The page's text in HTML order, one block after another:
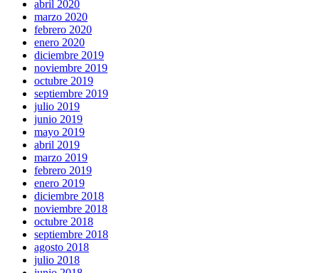
abril 2020
marzo 2020
febrero 2020
enero 2020
diciembre 2019
noviembre 2019
octubre 2019
septiembre 2019
julio 2019
junio 2019
mayo 2019
abril 2019
marzo 2019
febrero 2019
enero 2019
diciembre 2018
noviembre 2018
octubre 2018
septiembre 2018
agosto 2018
julio 2018